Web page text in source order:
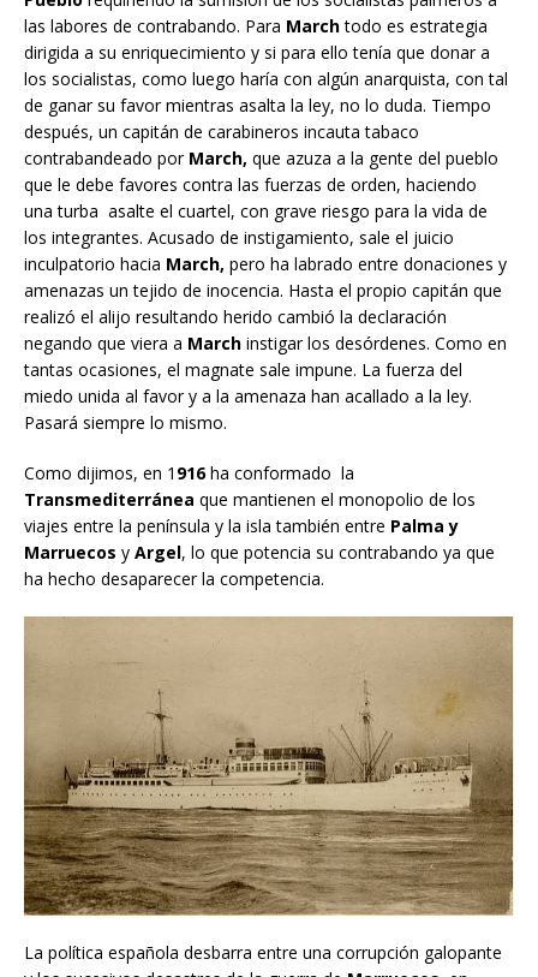
las labores de contrabando. Para Marchtodo es estrategia
dirigida a su enriquecimiento y si para ello tenía que donar a
los socialistas, como luego haría con algún anarquista, con tal
de ganar su favor mientras asalta la ley, no lo duda. Tiempo
después, un capitán de carabineros incauta tabaco
contrabandeado por March, que azuza a la gente del pueblo
que le debe favores contra las fuerzas de orden, haciendo
una turba asalte el cuartel, con grave riesgo para la vida de
los integrantes. Acusado de instigamiento, sale el juicio
inculpatorio hacia March, pero ha labrado entre donaciones y
amenazas un tejido de inocencia. Hasta el propio capitán que
realizó el alijo resultando herido cambió la declaración
negando que viera a March instigar los desórdenes. Como en
tantas ocasiones, el magnate sale impune. La fuerza del
miedo unida al favor y a la amenaza han acallado a la ley.
Pasará siempre lo mismo.
Como dijimos, en 1 916ha conformado la
Transmediterránea que mantienen el monopolio de los
viajes entre la península y la isla también entre Palma y
Marruecos y Argel, lo que potencia su contrabando ya que
ha hecho desaparecer la competencia.
La política española desbarra entre una corrupción galopante